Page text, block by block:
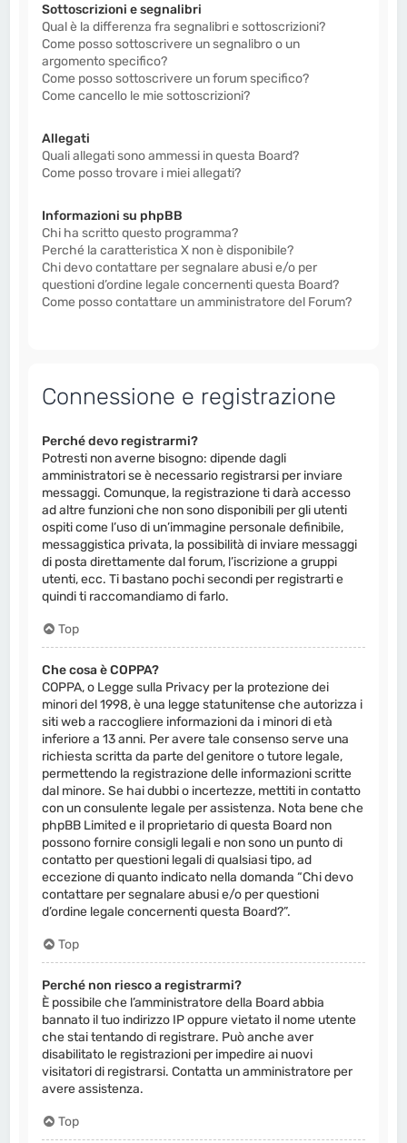
Sottoscrizioni e segnalibri
Qual è la differenza fra segnalibri e sottoscrizioni?
Come posso sottoscrivere un segnalibro o un
argomento specifico?
Come posso sottoscrivere un forum specifico?
Come cancello le mie sottoscrizioni?
Allegati
Quali allegati sono ammessi in questa Board?
Come posso trovare i miei allegati?
Informazioni su phpBB
Chi ha scritto questo programma?
Perché la caratteristica X non è disponibile?
Chi devo contattare per segnalare abusi e/o per
questioni d’ordine legale concernenti questa Board?
Come posso contattare un amministratore del Forum?
Connessione e registrazione
Perché devo registrarmi?
Potresti non averne bisogno: dipende dagli
amministratori se è necessario registrarsi per inviare
messaggi. Comunque, la registrazione ti darà accesso
ad altre funzioni che non sono disponibili per gli utenti
ospiti come l’uso di un’immagine personale definibile,
messaggistica privata, la possibilità di inviare messaggi
di posta direttamente dal forum, l’iscrizione a gruppi
utenti, ecc. Ti bastano pochi secondi per registrarti e
quindi ti raccomandiamo di farlo.
Top
Che cosa è COPPA?
COPPA, o Legge sulla Privacy per la protezione dei
minori del 1998, è una legge statunitense che autorizza i
siti web a raccogliere informazioni da i minori di età
inferiore a 13 anni. Per avere tale consenso serve una
richiesta scritta da parte del genitore o tutore legale,
permettendo la registrazione delle informazioni scritte
dal minore. Se hai dubbi o incertezze, mettiti in contatto
con un consulente legale per assistenza. Nota bene che
phpBB Limited e il proprietario di questa Board non
possono fornire consigli legali e non sono un punto di
contatto per questioni legali di qualsiasi tipo, ad
eccezione di quanto indicato nella domanda “Chi devo
contattare per segnalare abusi e/o per questioni
d’ordine legale concernenti questa Board?”.
Top
Perché non riesco a registrarmi?
È possibile che l’amministratore della Board abbia
bannato il tuo indirizzo IP oppure vietato il nome utente
che stai tentando di registrare. Può anche aver
disabilitato le registrazioni per impedire ai nuovi
visitatori di registrarsi. Contatta un amministratore per
avere assistenza.
Top